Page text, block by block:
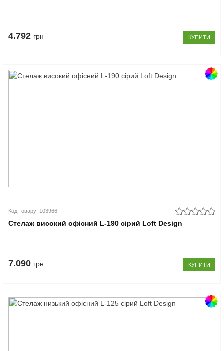
4.792 грн КУПИТИ
Код товару: 103966
Стелаж високий офісний L-190 сірий Loft Design
7.090 грн КУПИТИ